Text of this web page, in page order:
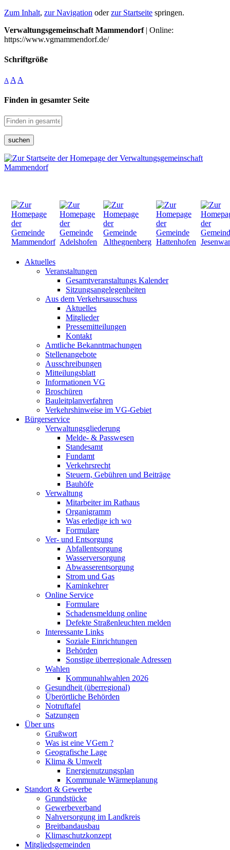
Zum Inhalt, zur Navigation oderzur Startseite springen.
Verwaltungsgemeinschaft Mammendorf| Online:
https://www.vgmammendorf.de/
Schriftgröße
A A A
Finden in gesamter Seite
suchen
Aktuelles
Veranstaltungen
Gesamtveranstaltungs Kalender
Sitzungsangelegenheiten
Aus dem Verkehrsausschuss
Aktuelles
Mitglieder
Pressemitteilungen
Kontakt
Amtliche Bekanntmachungen
Stellenangebote
Ausschreibungen
Mitteilungsblatt
Informationen VG
Broschüren
Bauleitplanverfahren
Verkehrshinweise im VG-Gebiet
Bürgerservice
Verwaltungsgliederung
Melde- & Passwesen
Standesamt
Fundamt
Verkehrsrecht
Steuern, Gebühren und Beiträge
Bauhöfe
Verwaltung
Mitarbeiter im Rathaus
Organigramm
Was erledige ich wo
Formulare
Ver- und Entsorgung
Abfallentsorgung
Wasserversorgung
Abwasserentsorgung
Strom und Gas
Kaminkehrer
Online Service
Formulare
Schadensmeldung online
Defekte Straßenleuchten melden
Interessante Links
Soziale Einrichtungen
Behörden
Sonstige überregionale Adressen
Wahlen
Kommunahlwahlen 2026
Gesundheit (überregional)
Überörtliche Behörden
Notruftafel
Satzungen
Über uns
Grußwort
Was ist eine VGem ?
Geografische Lage
Klima & Umwelt
Energienutzungsplan
Kommunale Wärmeplanung
Standort & Gewerbe
Grundstücke
Gewerbeverband
Nahversorgung im Landkreis
Breitbandausbau
Klimaschutzkonzept
Mitgliedsgemeinden